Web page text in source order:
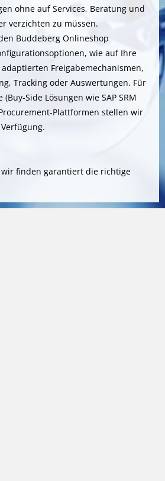
ohne auf Services, Beratung und
verzichten zu müssen.
Buddeberg Onlineshop
wie auf Ihre
Freigabemechanismen,
Tracking oder Auswertungen. Für
Side Lösungen wie SAP SRM
Plattformen stellen wir
wir finden garantiert die richtige